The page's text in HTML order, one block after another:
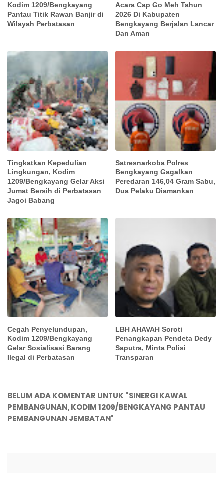
Kodim 1209/Bengkayang
Pantau Titik Rawan Banjir di
Wilayah Perbatasan
Acara Cap Go Meh Tahun
2026 Di Kabupaten
Bengkayang Berjalan Lancar
Dan Aman
Tingkatkan Kepedulian
Lingkungan, Kodim
1209/Bengkayang Gelar Aksi
Jumat Bersih di Perbatasan
Jagoi Babang
Satresnarkoba Polres
Bengkayang Gagalkan
Peredaran 146,04 Gram Sabu,
Dua Pelaku Diamankan
Cegah Penyelundupan,
Kodim 1209/Bengkayang
Gelar Sosialisasi Barang
Ilegal di Perbatasan
LBH AHAVAH Soroti
Penangkapan Pendeta Dedy
Saputra, Minta Polisi
Transparan
BELUM ADA KOMENTAR UNTUK "SINERGI KAWAL
PEMBANGUNAN, KODIM 1209/BENGKAYANG PANTAU
PEMBANGUNAN JEMBATAN"